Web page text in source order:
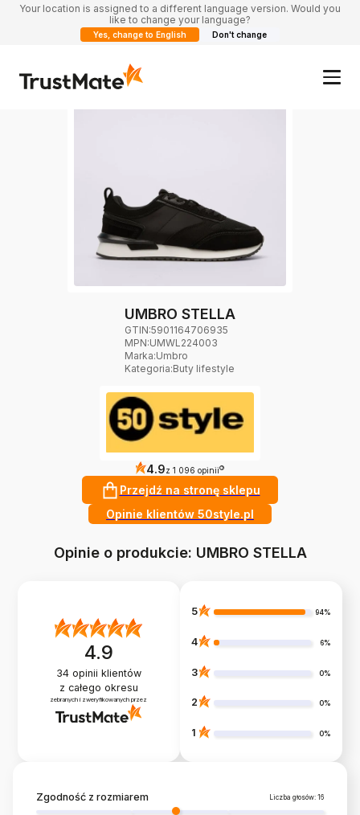
Your location is assigned to a different language version. Would you
like to change your language?
Yes, change to English Don't change
UMBRO STELLA
GTIN:5901164706935
MPN:UMWL224003
Marka:Umbro
Kategoria:Buty lifestyle
4.9z 1 096 opinii ?
Przejdź na stronę sklepu
Opinie klientów 50style.pl
Opinie o produkcie: UMBRO STELLA
4.9
34opinii klientów
z całego okresu
zebranych i zweryfikowanych przez
5 94%
4 6%
3 0%
2 0%
1 0%
Zgodność z rozmiarem Liczba głosów: 16